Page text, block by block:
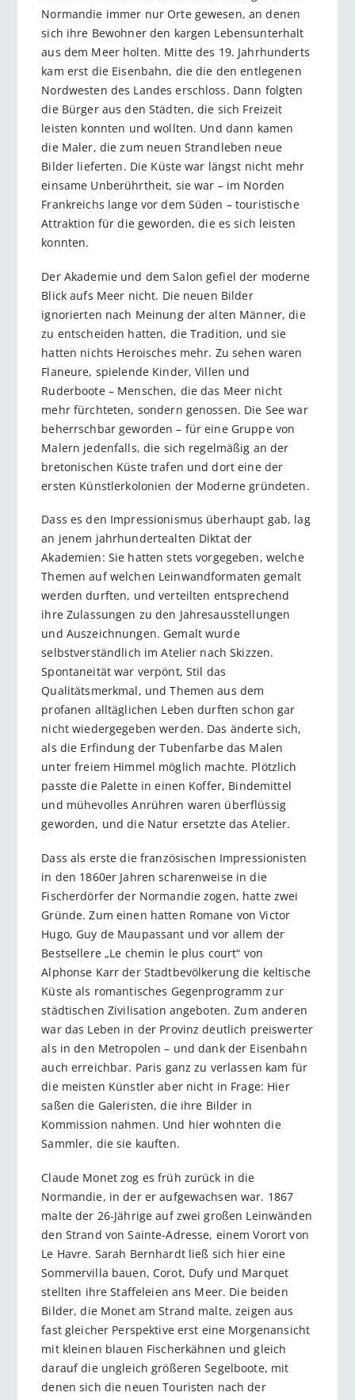
Normandie immer nur Orte gewesen, an denen
sich ihre Bewohner den kargen Lebensunterhalt
aus dem Meer holten. Mitte des 19. Jahrhunderts
kam erst die Eisenbahn, die die den entlegenen
Nordwesten des Landes erschloss. Dann folgten
die Bürger aus den Städten, die sich Freizeit
leisten konnten und wollten. Und dann kamen
die Maler, die zum neuen Strandleben neue
Bilder lieferten. Die Küste war längst nicht mehr
einsame Unberührtheit, sie war – im Norden
Frankreichs lange vor dem Süden – touristische
Attraktion für die geworden, die es sich leisten
konnten.
Der Akademie und dem Salon gefiel der moderne
Blick aufs Meer nicht. Die neuen Bilder
ignorierten nach Meinung der alten Männer, die
zu entscheiden hatten, die Tradition, und sie
hatten nichts Heroisches mehr. Zu sehen waren
Flaneure, spielende Kinder, Villen und
Ruderboote – Menschen, die das Meer nicht
mehr fürchteten, sondern genossen. Die See war
beherrschbar geworden – für eine Gruppe von
Malern jedenfalls, die sich regelmäßig an der
bretonischen Küste trafen und dort eine der
ersten Künstlerkolonien der Moderne gründeten.
Dass es den Impressionismus überhaupt gab, lag
an jenem jahrhundertealten Diktat der
Akademien: Sie hatten stets vorgegeben, welche
Themen auf welchen Leinwandformaten gemalt
werden durften, und verteilten entsprechend
ihre Zulassungen zu den Jahresausstellungen
und Auszeichnungen. Gemalt wurde
selbstverständlich im Atelier nach Skizzen.
Spontaneität war verpönt, Stil das
Qualitätsmerkmal, und Themen aus dem
profanen alltäglichen Leben durften schon gar
nicht wiedergegeben werden. Das änderte sich,
als die Erfindung der Tubenfarbe das Malen
unter freiem Himmel möglich machte. Plötzlich
passte die Palette in einen Koffer, Bindemittel
und mühevolles Anrühren waren überflüssig
geworden, und die Natur ersetzte das Atelier.
Dass als erste die französischen Impressionisten
in den 1860er Jahren scharenweise in die
Fischerdörfer der Normandie zogen, hatte zwei
Gründe. Zum einen hatten Romane von Victor
Hugo, Guy de Maupassant und vor allem der
Bestsellere „Le chemin le plus court“ von
Alphonse Karr der Stadtbevölkerung die keltische
Küste als romantisches Gegenprogramm zur
städtischen Zivilisation angeboten. Zum anderen
war das Leben in der Provinz deutlich preiswerter
als in den Metropolen – und dank der Eisenbahn
auch erreichbar. Paris ganz zu verlassen kam für
die meisten Künstler aber nicht in Frage: Hier
saßen die Galeristen, die ihre Bilder in
Kommission nahmen. Und hier wohnten die
Sammler, die sie kauften.
Claude Monet zog es früh zurück in die
Normandie, in der er aufgewachsen war. 1867
malte der 26-Jährige auf zwei großen Leinwänden
den Strand von Sainte-Adresse, einem Vorort von
Le Havre. Sarah Bernhardt ließ sich hier eine
Sommervilla bauen, Corot, Dufy und Marquet
stellten ihre Staffeleien ans Meer. Die beiden
Bilder, die Monet am Strand malte, zeigen aus
fast gleicher Perspektive erst eine Morgenansicht
mit kleinen blauen Fischerkähnen und gleich
darauf die ungleich größeren Segelboote, mit
denen sich die neuen Touristen nach der